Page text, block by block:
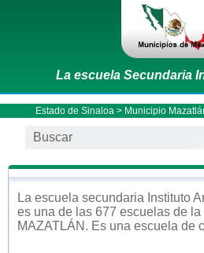
La escuela Secundaria
Estado de Sinaloa > Municipio
La escuela secundaria Instituto
es una de las 677 escuelas de
MAZATLÁN . Es una escuela de